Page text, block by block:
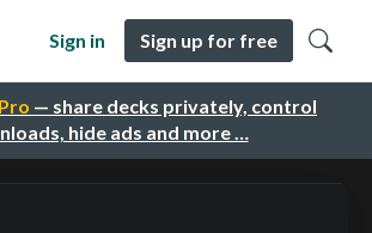
— share decks privately, control
hide ads and more …
Sign in Sign up for free